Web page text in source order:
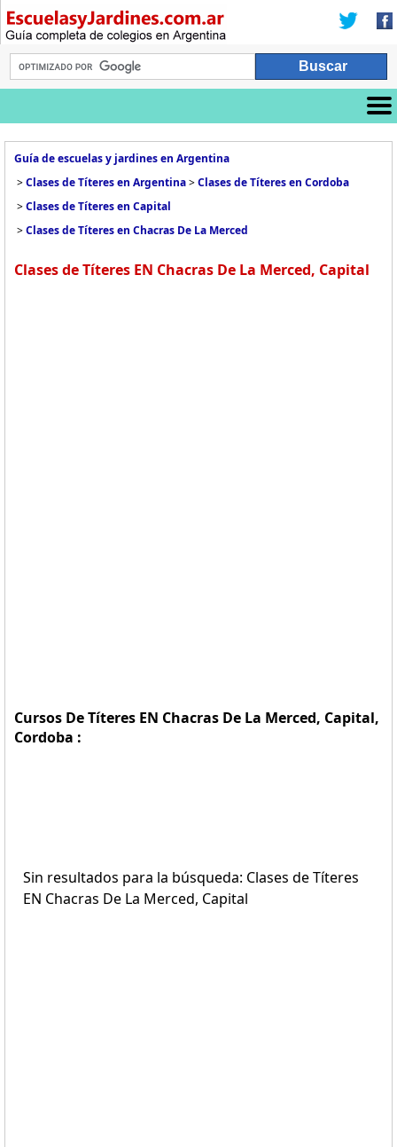
Guía de escuelas y jardines en Argentina
>Clases de Títeres en Argentina>Clases de Títeres en Cordoba
>Clases de Títeres en Capital
>Clases de Títeres en Chacras De La Merced
Clases de Títeres EN Chacras De La Merced, Capital
Cursos De Títeres EN Chacras De La Merced, Capital,
Cordoba :
Sin resultados para la búsqueda: Clases de Títeres
EN Chacras De La Merced, Capital